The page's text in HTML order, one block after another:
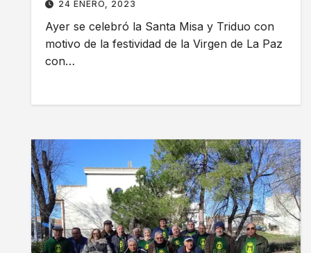
24 ENERO, 2023
Ayer se celebró la Santa Misa y Triduo con
motivo de la festividad de la Virgen de La Paz
con…